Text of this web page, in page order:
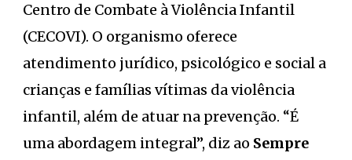
Centro de Combate à Violência Infantil
(CECOVI). O organismo oferece
atendimento jurídico, psicológico e social a
crianças e famílias vítimas da violência
infantil, além de atuar na prevenção. “É
uma abordagem integral”, diz ao Sempre